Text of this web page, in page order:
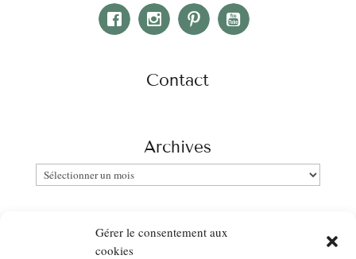
Gérer le consentement aux
cookies
Contact
Archives
Archives